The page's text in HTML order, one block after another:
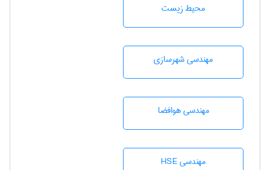
محيط زيست
مهندسی شهرسازی
مهندسی هوافضا
مهندسی HSE